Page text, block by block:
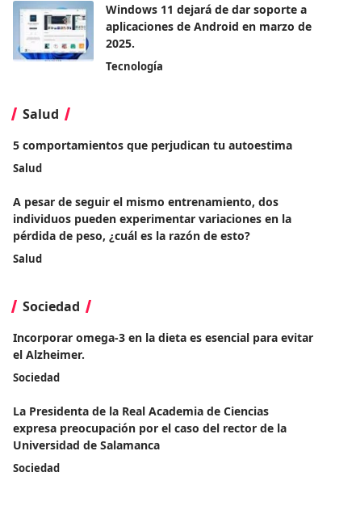
Windows 11 dejará de dar soporte a
aplicaciones de Android en marzo de
2025.
Tecnología
Salud
5 comportamientos que perjudican tu autoestima
Salud
A pesar de seguir el mismo entrenamiento, dos
individuos pueden experimentar variaciones en la
pérdida de peso, ¿cuál es la razón de esto?
Salud
Sociedad
Incorporar omega-3 en la dieta es esencial para evitar
el Alzheimer.
Sociedad
La Presidenta de la Real Academia de Ciencias
expresa preocupación por el caso del rector de la
Universidad de Salamanca
Sociedad